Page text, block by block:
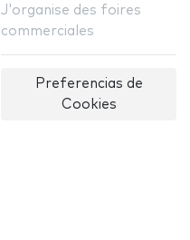
J'organise des foires
commerciales
Preferencias de
Cookies